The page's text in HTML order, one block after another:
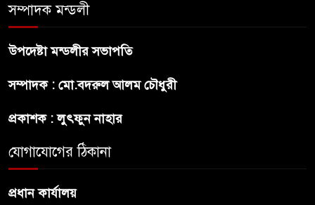
বন্ধুত্ব : ব্রেট লি
সম্পাদক মন্ডলী
উপদেষ্টা মন্ডলীর সভাপতি
সম্পাদক : মো.বদরুল আলম চৌধুরী
প্রকাশক : লুৎফুন নাহার
যোগাযোগের ঠিকানা
প্রধান কার্যালয়